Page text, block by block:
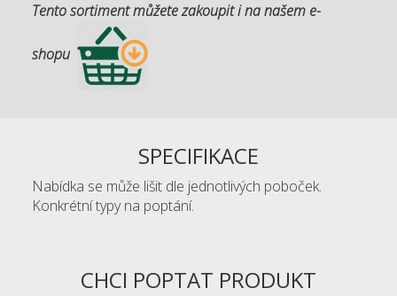
Tento sortiment můžete zakoupit i na našem e-
shopu
SPECIFIKACE
Nabídka se může lišit dle jednotlivých poboček.
Konkrétní typy na poptání.
CHCI POPTAT PRODUKT